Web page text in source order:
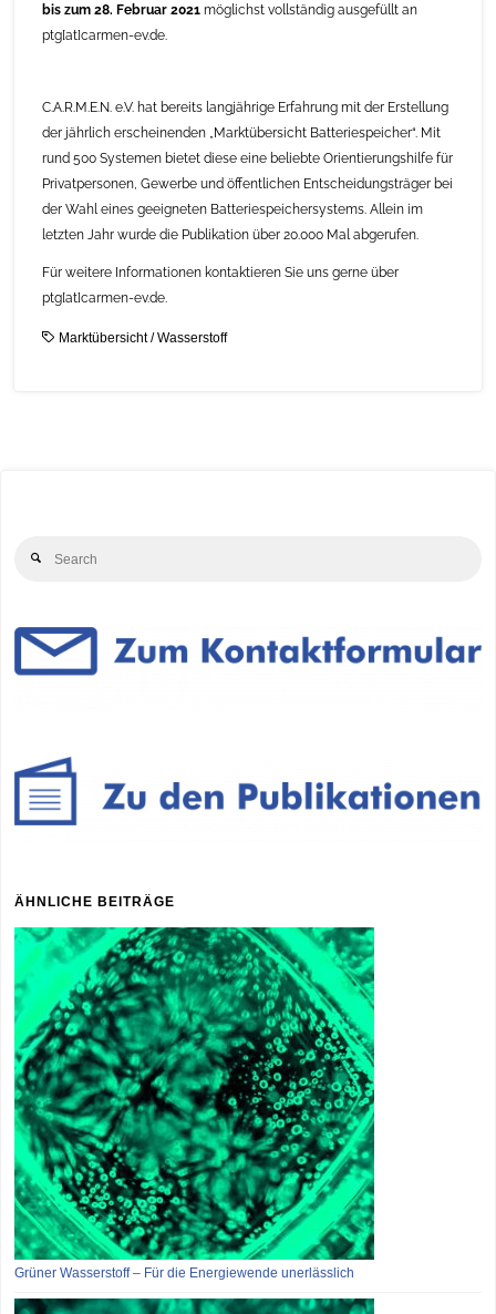
bis zum 28. Februar 2021 möglichst vollständig ausgefüllt an
ptg[at]carmen-ev.de.
C.A.R.M.E.N. e.V. hat bereits langjährige Erfahrung mit der Erstellung
der jährlich erscheinenden „Marktübersicht Batteriespeicher“. Mit
rund 500 Systemen bietet diese eine beliebte Orientierungshilfe für
Privatpersonen, Gewerbe und öffentlichen Entscheidungsträger bei
der Wahl eines geeigneten Batteriespeichersystems. Allein im
letzten Jahr wurde die Publikation über 20.000 Mal abgerufen.
Für weitere Informationen kontaktieren Sie uns gerne über
ptg[at]carmen-ev.de.
Marktübersicht/Wasserstoff
Search
ÄHNLICHE BEITRÄGE
Grüner Wasserstoff – Für die Energiewende unerlässlich